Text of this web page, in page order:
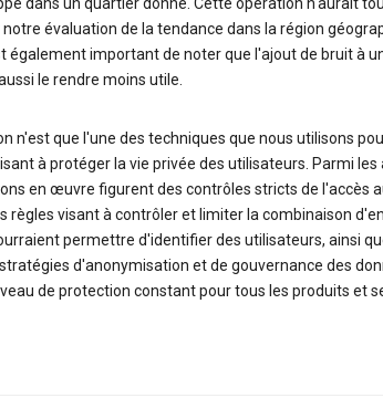
dans un quartier donné. Cette opération n'aurait
évaluation de la tendance dans la région
également important de noter que l'ajout de bruit à
le rendre moins utile.
n'est que l'une des techniques que nous utilisons
à protéger la vie privée des utilisateurs. Parmi les
en œuvre figurent des contrôles stricts de l'accès
règles visant à contrôler et limiter la combinaison
permettre d'identifier des utilisateurs, ainsi
d'anonymisation et de gouvernance des
de protection constant pour tous les produits et